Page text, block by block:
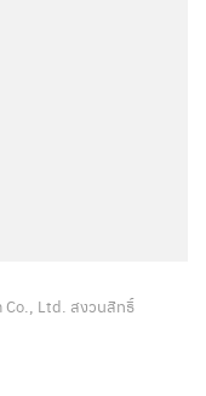
Co., Ltd. สงวนสิทธิ์